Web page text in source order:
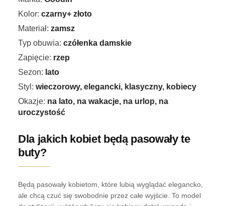
Kolor: czarny+ złoto
Materiał: zamsz
Typ obuwia: czółenka damskie
Zapięcie: rzep
Sezon: lato
Styl: wieczorowy, elegancki, klasyczny, kobiecy
Okazje: na lato, na wakacje, na urlop, na
uroczystość
Dla jakich kobiet będą pasowały te
buty?
Będą pasowały kobietom, które lubią wyglądać elegancko,
ale chcą czuć się swobodnie przez całe wyjście. To model